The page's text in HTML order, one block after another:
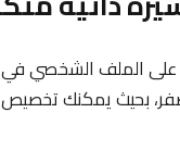
بحيث يمكنك